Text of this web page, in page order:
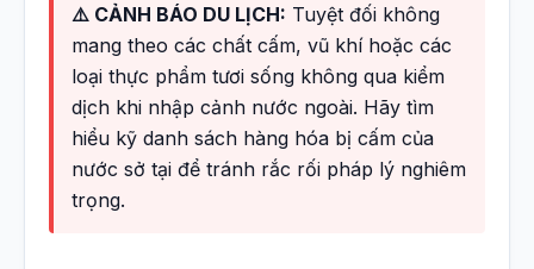
⚠️ CẢNH BÁO DU LỊCH: Tuyệt đối không
mang theo các chất cấm, vũ khí hoặc các
loại thực phẩm tươi sống không qua kiểm
dịch khi nhập cảnh nước ngoài. Hãy tìm
hiểu kỹ danh sách hàng hóa bị cấm của
nước sở tại để tránh rắc rối pháp lý nghiêm
trọng.